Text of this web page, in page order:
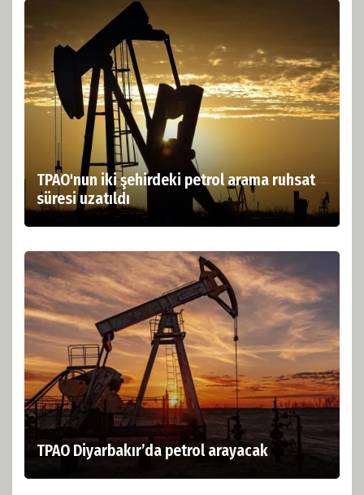
TPAO'nun iki şehirdeki petrol arama ruhsat
süresi uzatıldı
TPAO Diyarbakır’da petrol arayacak